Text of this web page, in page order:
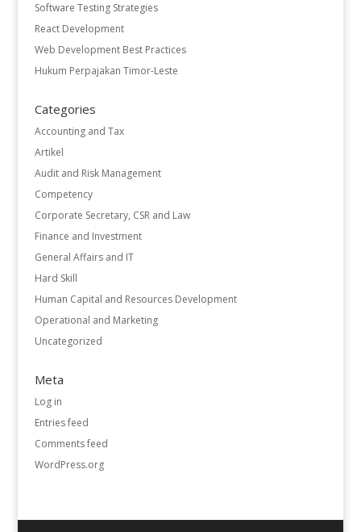
Software Testing Strategies
React Development
Web Development Best Practices
Hukum Perpajakan Timor-Leste
Categories
Accounting and Tax
Artikel
Audit and Risk Management
Competency
Corporate Secretary, CSR and Law
Finance and Investment
General Affairs and IT
Hard Skill
Human Capital and Resources Development
Operational and Marketing
Uncategorized
Meta
Log in
Entries feed
Comments feed
WordPress.org